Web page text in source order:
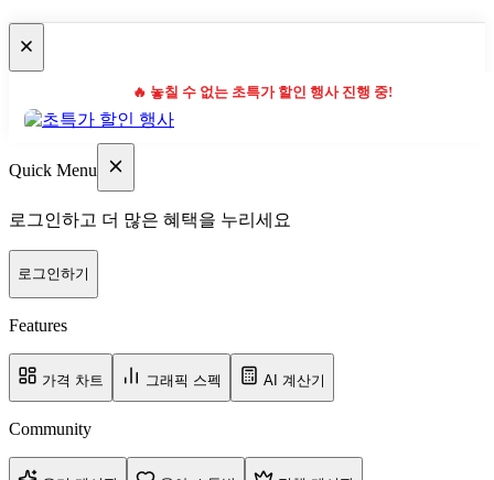
🔥 놓칠 수 없는 초특가 할인 행사 진행 중!
Quick Menu
로그인하고 더 많은 혜택을 누리세요
로그인하기
Features
가격 차트 그래픽 스펙 AI 계산기
Community